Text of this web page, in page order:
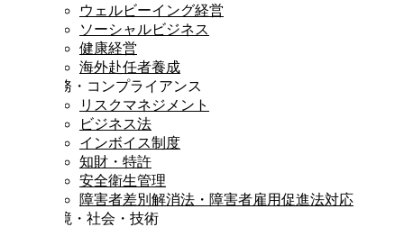
ウェルビーイング経営
ソーシャルビジネス
健康経営
海外赴任者養成
法務・コンプライアンス
リスクマネジメント
ビジネス法
インボイス制度
知財・特許
安全衛生管理
障害者差別解消法・障害者雇用促進法対応
環境・社会・技術